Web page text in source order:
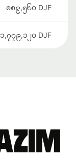
၈၈၉,၅၆၀ DJF
၁,၇၇၉,၁၂၀ DJF